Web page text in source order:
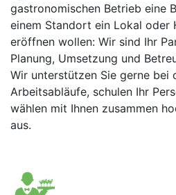
gastronomischen Betrieb eine
einem Standort ein Lokal oder
eröffnen wollen: Wir sind Ihr
Planung, Umsetzung und
Wir unterstützen Sie gerne bei
Arbeitsabläufe, schulen Ihr
wählen mit Ihnen zusammen
aus.